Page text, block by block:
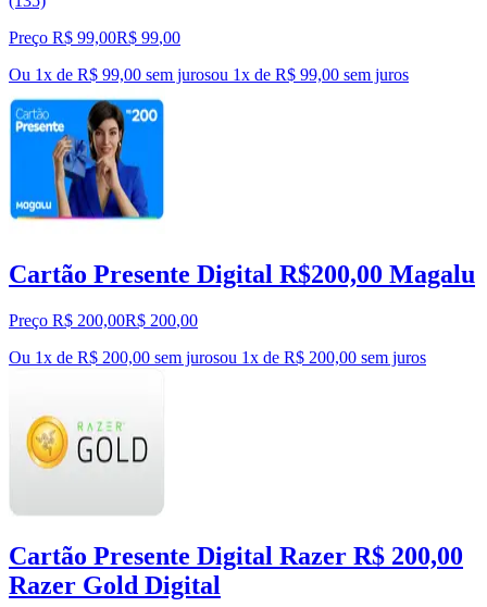
Preço R$ 99,00R$ 99,00
Ou 1x de R$ 99,00 sem jurosou 1x de R$ 99,00 sem juros
Cartão Presente Digital R$200,00 Magalu
Preço R$ 200,00R$ 200,00
Ou 1x de R$ 200,00 sem jurosou 1x de R$ 200,00 sem juros
Cartão Presente Digital Razer R$ 200,00
Razer Gold Digital